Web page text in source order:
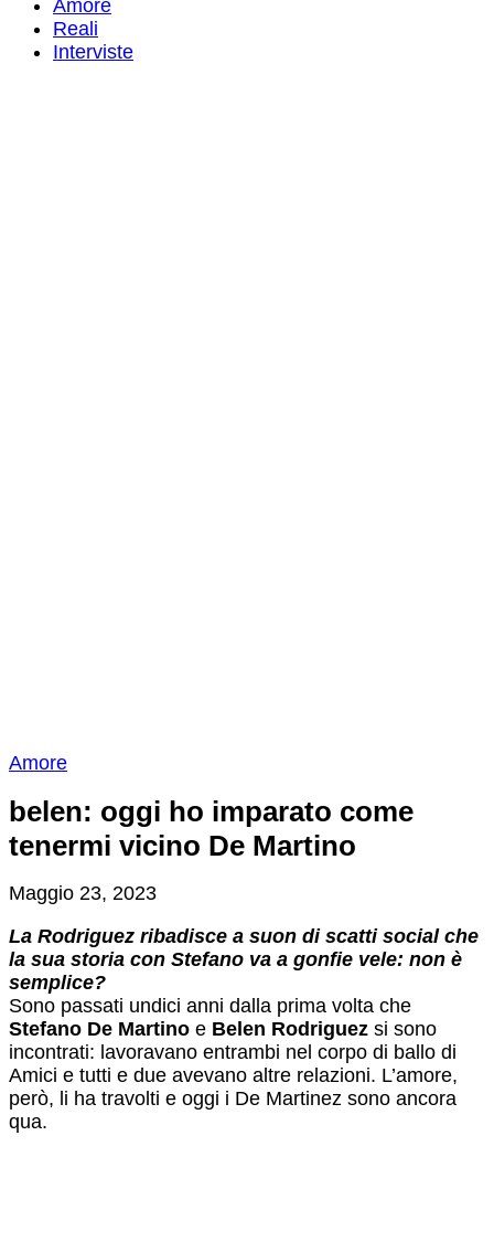
Amore
Reali
Interviste
Amore
belen: oggi ho imparato come
tenermi vicino De Martino
Maggio 23, 2023
La Rodriguez ribadisce a suon di scatti social che
la sua storia con Stefano va a gonfie vele: non è
semplice?
Sono passati undici anni dalla prima volta che
Stefano De Martino e Belen Rodriguez si sono
incontrati: lavoravano entrambi nel corpo di ballo di
Amici e tutti e due avevano altre relazioni. L’amore,
però, li ha travolti e oggi i De Martinez sono ancora
qua.